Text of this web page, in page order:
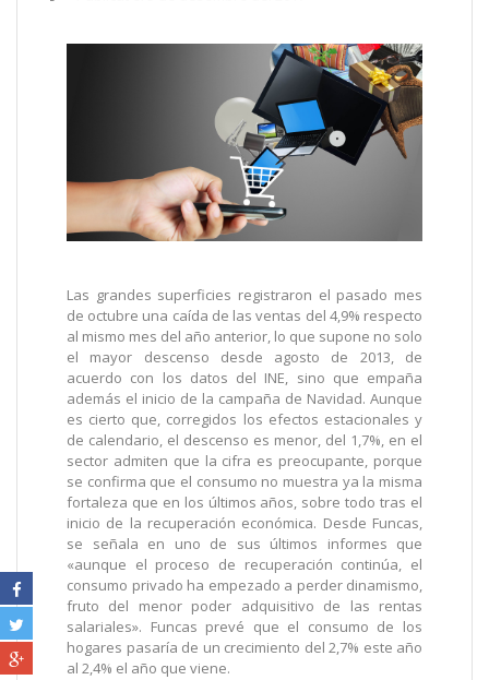
Las grandes superficies registraron el pasado mes
de octubre una caída de las ventas del 4,9% respecto
al mismo mes del año anterior, lo que supone no solo
el mayor descenso desde agosto de 2013, de
acuerdo con los datos del INE, sino que empaña
además el inicio de la campaña de Navidad. Aunque
es cierto que, corregidos los efectos estacionales y
de calendario, el descenso es menor, del 1,7%, en el
sector admiten que la cifra es preocupante, porque
se confirma que el consumo no muestra ya la misma
fortaleza que en los últimos años, sobre todo tras el
inicio de la recuperación económica. Desde Funcas,
se señala en uno de sus últimos informes que
«aunque el proceso de recuperación continúa, el
consumo privado ha empezado a perder dinamismo,
fruto del menor poder adquisitivo de las rentas
salariales». Funcas prevé que el consumo de los
hogares pasaría de un crecimiento del 2,7% este año
al 2,4% el año que viene.